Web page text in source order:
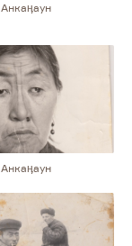
Анкаӊаун
Анкаӊаун